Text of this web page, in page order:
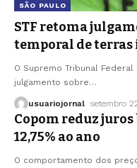
SÃO PAULO
STF retoma
temporal de
O Supremo Tribunal
julgamento sobre…
usuariojornal setembro
Copom reduz
12,75% ao ano
O comportamento dos